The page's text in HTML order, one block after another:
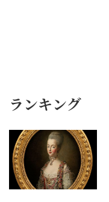
ランキング